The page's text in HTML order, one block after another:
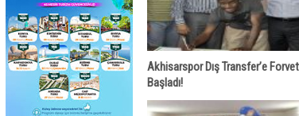
Akhisarspor Dış Transfer’e
Başladı!